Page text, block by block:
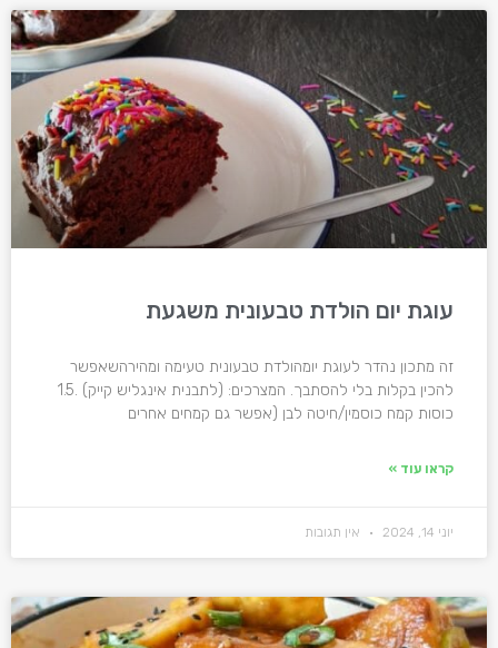
עוגת יום הולדת טבעונית משגעת
זה מתכון נהדר לעוגת יומהולדת טבעונית טעימה ומהירהשאפשר
להכין בקלות בלי להסתבך. המצרכים: (לתבנית אינגליש קייק) .1.5
כוסות קמח כוסמין/חיטה לבן (אפשר גם קמחים אחרים
קראו עוד »
יוני 14, 2024 אין תגובות